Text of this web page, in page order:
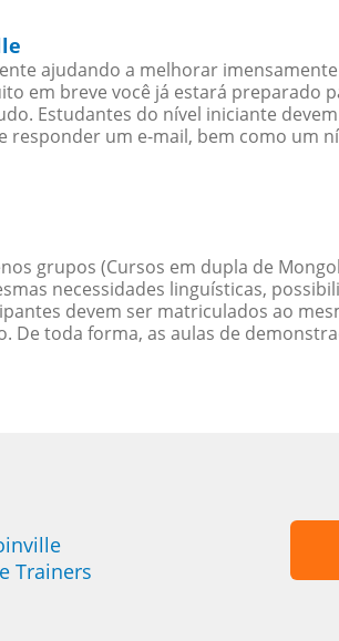
ajudando a melhorar
em breve você já estará preparado
Estudantes do nível iniciante
um e-mail, bem como um
grupos (Cursos em dupla de
necessidades linguísticas,
devem ser matriculados ao
toda forma, as aulas de
Trainers